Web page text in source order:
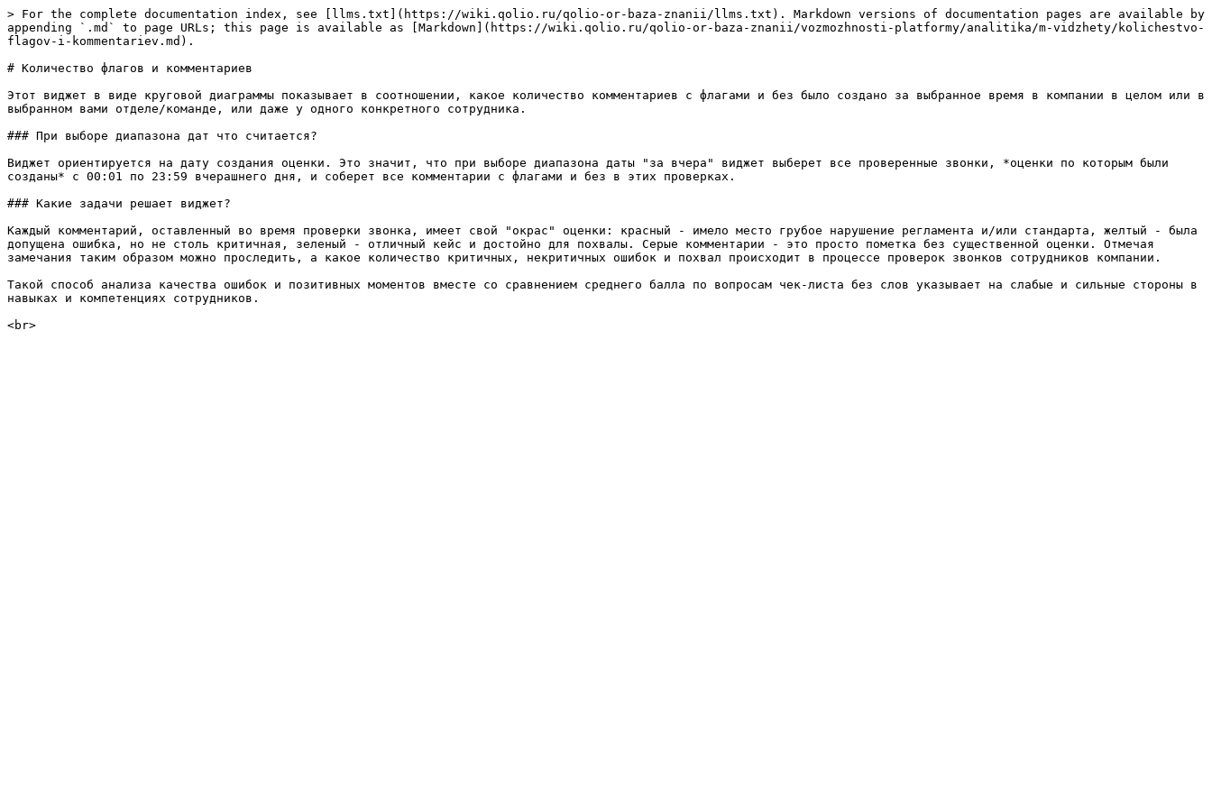
> For the complete documentation index, see [llms.txt](https://wiki.qolio.ru/qolio-or-baza-znanii/llms.txt). Markdown versions of documentation pages are available by
appending `.md` to page URLs; this page is available as [Markdown](https://wiki.qolio.ru/qolio-or-baza-znanii/vozmozhnosti-platformy/analitika/m-vidzhety/kolichestvo-
flagov-i-kommentariev.md).
# Количество флагов и комментариев
Этот виджет в виде круговой диаграммы показывает в соотношении, какое количество комментариев с флагами и без было создано за выбранное время в компании в целом или в
выбранном вами отделе/команде, или даже у одного конкретного сотрудника.
### При выборе диапазона дат что считается?
Виджет ориентируется на дату создания оценки. Это значит, что при выборе диапазона даты "за вчера" виджет выберет все проверенные звонки, *оценки по которым были
созданы* с 00:01 по 23:59 вчерашнего дня, и соберет все комментарии с флагами и без в этих проверках.
### Какие задачи решает виджет?
Каждый комментарий, оставленный во время проверки звонка, имеет свой "окрас" оценки: красный - имело место грубое нарушение регламента и/или стандарта, желтый - была
допущена ошибка, но не столь критичная, зеленый - отличный кейс и достойно для похвалы. Серые комментарии - это просто пометка без существенной оценки. Отмечая
замечания таким образом можно проследить, а какое количество критичных, некритичных ошибок и похвал происходит в процессе проверок звонков сотрудников компании.
Такой способ анализа качества ошибок и позитивных моментов вместе со сравнением среднего балла по вопросам чек-листа без слов указывает на слабые и сильные стороны в
навыках и компетенциях сотрудников.